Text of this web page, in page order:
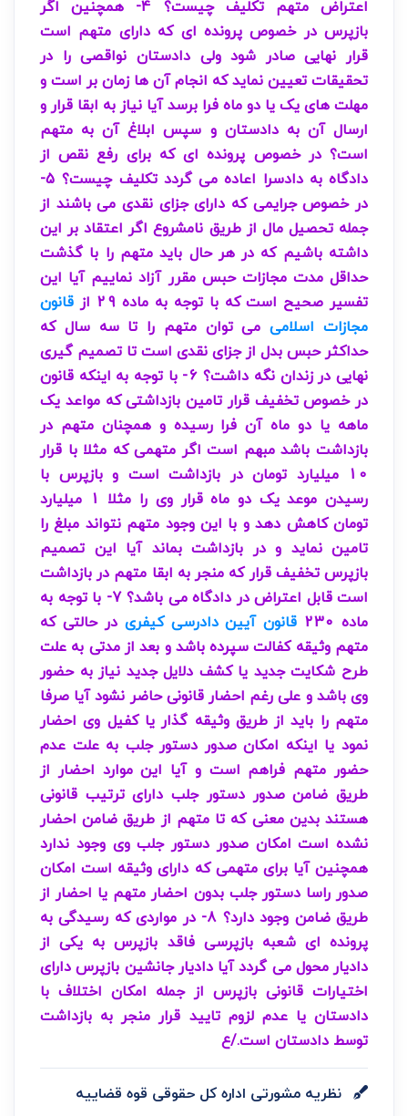
اعتراض متهم تکلیف چیست؟ 4- همچنین اگر
بازپرس در خصوص پرونده ای که دارای متهم است
قرار نهایی صادر شود ولی دادستان نواقصی را در
تحقیقات تعیین نماید که انجام آن ها زمان بر است و
مهلت های یک یا دو ماه فرا برسد آیا نیاز به ابقا قرار و
ارسال آن به دادستان و سپس ابلاغ آن به متهم
است؟ در خصوص پرونده ای که برای رفع نقص از
دادگاه به دادسرا اعاده می گردد تکلیف چیست؟ 5-
در خصوص جرایمی که دارای جزای نقدی می باشند از
جمله تحصیل مال از طریق نامشروع اگر اعتقاد بر این
داشته باشیم که در هر حال باید متهم را با گذشت
حداقل مدت مجازات حبس مقرر آزاد نماییم آیا این
تفسیر صحیح است که با توجه به ماده 29 از
قانون
مجازات اسلامیمی توان متهم را تا سه سال که
حداکثر حبس بدل از جزای نقدی است تا تصمیم گیری
نهایی در زندان نگه داشت؟ 6- با توجه به اینکه قانون
در خصوص تخفیف قرار تامین بازداشتی که مواعد یک
ماهه یا دو ماه آن فرا رسیده و همچنان متهم در
بازداشت باشد مبهم است اگر متهمی که مثلا با قرار
10 میلیارد تومان در بازداشت است و بازپرس با
رسیدن موعد یک دو ماه قرار وی را مثلا 1 میلیارد
تومان کاهش دهد و با این وجود متهم نتواند مبلغ را
تامین نماید و در بازداشت بماند آیا این تصمیم
بازپرس تخفیف قرار که منجر به ابقا متهم در بازداشت
است قابل اعتراض در دادگاه می باشد؟ 7- با توجه به
ماده 230
قانون آیین دادرسی کیفری در حالتی که
متهم وثیقه کفالت سپرده باشد و بعد از مدتی به علت
طرح شکایت جدید یا کشف دلایل جدید نیاز به حضور
وی باشد و علی رغم احضار قانونی حاضر نشود آیا صرفا
متهم را باید از طریق وثیقه گذار یا کفیل وی احضار
نمود یا اینکه امکان صدور دستور جلب به علت عدم
حضور متهم فراهم است و آیا این موارد احضار از
طریق ضامن صدور دستور جلب دارای ترتیب قانونی
هستند بدین معنی که تا متهم از طریق ضامن احضار
نشده است امکان صدور دستور جلب وی وجود ندارد
همچنین آیا برای متهمی که دارای وثیقه است امکان
صدور راسا دستور جلب بدون احضار متهم یا احضار از
طریق ضامن وجود دارد؟ 8- در مواردی که رسیدگی به
پرونده ای شعبه بازپرسی فاقد بازپرس به یکی از
دادیار محول می گردد آیا دادیار جانشین بازپرس دارای
اختیارات قانونی بازپرس از جمله امکان اختلاف با
دادستان یا عدم لزوم تایید قرار منجر به بازداشت
توسط دادستان است./ع
نظریه مشورتی اداره کل حقوقی قوه قضاییه